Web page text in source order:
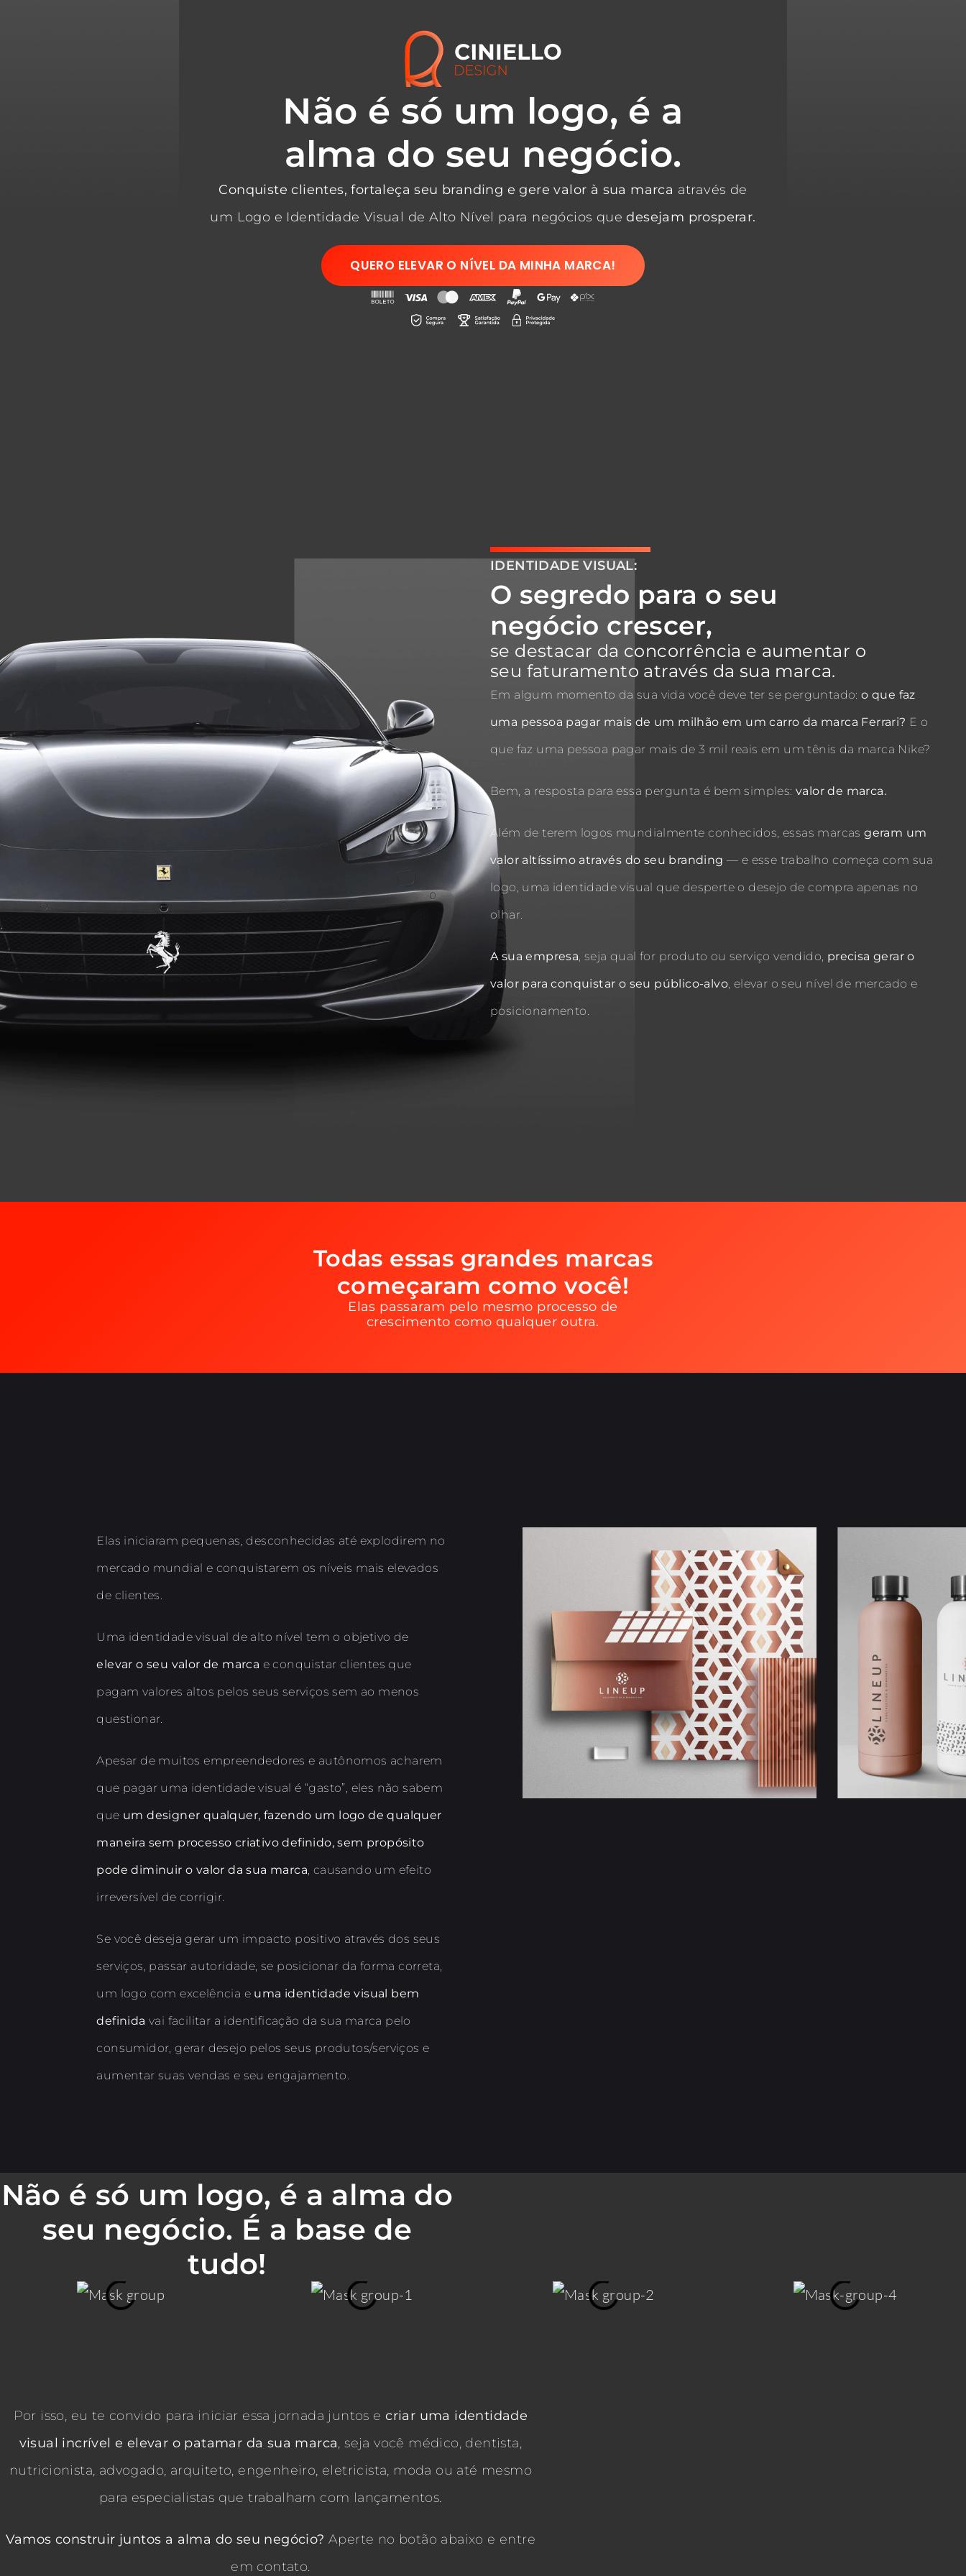
Não é só um logo, é a
alma do seu negócio.
Conquiste clientes, fortaleça seu branding e gere valor à sua marca através de
um Logo e Identidade Visual de Alto Nível para negócios quedesejam prosperar.
QUERO ELEVAR O NÍVEL DA MINHA MARCA!
IDENTIDADE VISUAL:
O segredo para o seu
negócio crescer,
se destacar da concorrência e aumentar o
seu faturamento através da sua marca.
Em algum momento da sua vida você deve ter se perguntado:o que faz
uma pessoa pagar mais de um milhão em um carro da marca Ferrari? E o
que faz uma pessoa pagar mais de 3 mil reais em um tênis da marca Nike?
Bem, a resposta para essa pergunta é bem simples: valor de marca.
Além de terem logos mundialmente conhecidos, essas marcasgeram um
valor altíssimo através do seu branding — e esse trabalho começa com sua
logo, uma identidade visual que desperte o desejo de compra apenas no
olhar.
A sua empresa, seja qual for produto ou serviço vendido, precisa gerar o
valor para conquistar o seu público-alvo, elevar o seu nível de mercado e
posicionamento.
Todas essas grandes marcas
começaram como você!
Elas passaram pelo mesmo processo de
crescimento como qualquer outra.
Elas iniciaram pequenas, desconhecidas até explodirem no
mercado mundial e conquistarem os níveis mais elevados
de clientes.
Uma identidade visual de alto nível tem o objetivo de
elevar o seu valor de marca e conquistar clientes que
pagam valores altos pelos seus serviços sem ao menos
questionar.
Apesar de muitos empreendedores e autônomos acharem
que pagar uma identidade visual é “gasto”, eles não sabem
que um designer qualquer, fazendo um logo de qualquer
maneira sem processo criativo definido, sem propósito
pode diminuir o valor da sua marca, causando um efeito
irreversível de corrigir.
Se você deseja gerar um impacto positivo através dos seus
serviços, passar autoridade, se posicionar da forma correta,
um logo com excelência e uma identidade visual bem
definida vai facilitar a identificação da sua marca pelo
consumidor, gerar desejo pelos seus produtos/serviços e
aumentar suas vendas e seu engajamento.
Não é só um logo, é a alma do
seu negócio. É a base de
tudo!
Por isso, eu te convido para iniciar essa jornada juntos ecriar uma identidade
visual incrível e elevar o patamar da sua marca, seja você médico, dentista,
nutricionista, advogado, arquiteto, engenheiro, eletricista, moda ou até mesmo
para especialistas que trabalham com lançamentos.
Vamos construir juntos a alma do seu negócio? Aperte no botão abaixo e entre
em contato.